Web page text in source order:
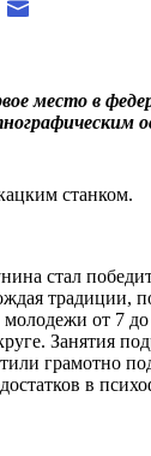
место в
станком.
стал
традиции,
от 7
Занятия
грамотно
в